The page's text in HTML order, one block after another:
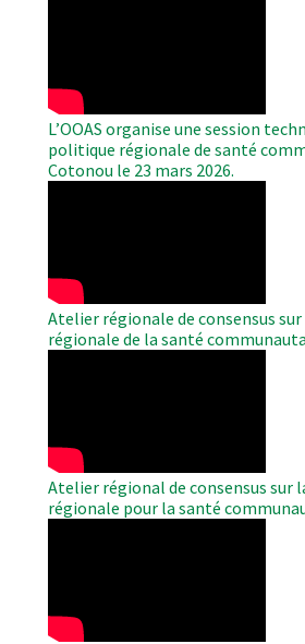
L’OOAS organise une session
politique régionale de santé
Cotonou le 23 mars 2026.
Atelier régionale de consensus
régionale de la santé
Atelier régional de consensus sur
régionale pour la santé